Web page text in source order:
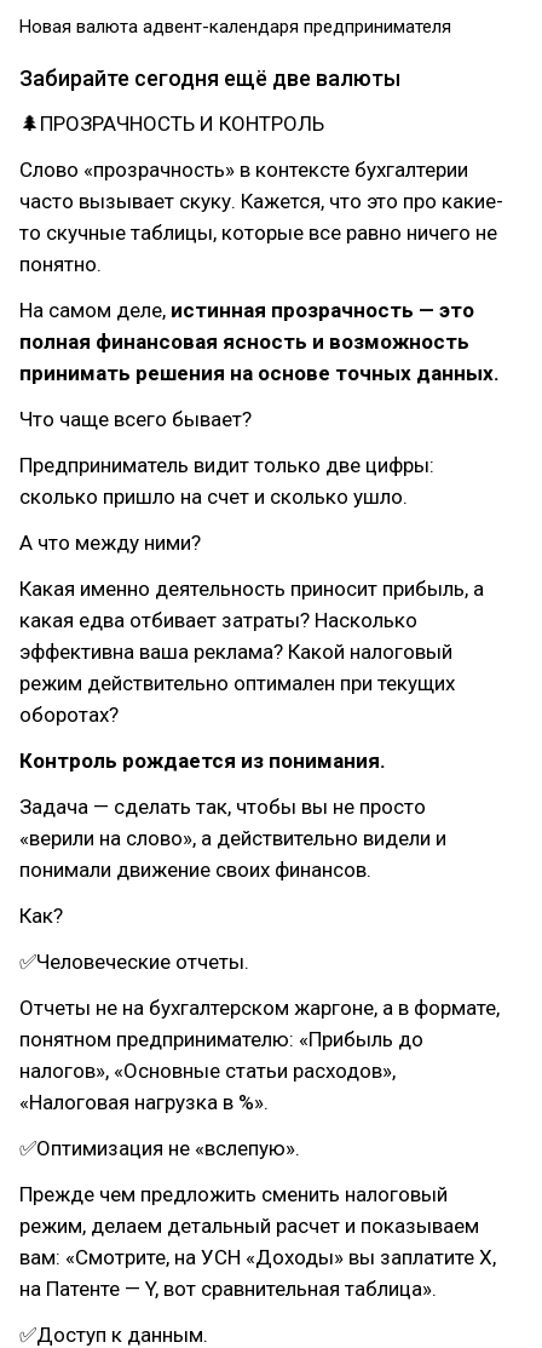
Новая валюта адвент-календаря предпринимателя
Забирайте сегодня ещё две валюты
🌲ПРОЗРАЧНОСТЬ И КОНТРОЛЬ
Слово «прозрачность» в контексте бухгалтерии
часто вызывает скуку. Кажется, что это про какие-
то скучные таблицы, которые все равно ничего не
понятно.
На самом деле, истинная прозрачность — это
полная финансовая ясность и возможность
принимать решения на основе точных данных.
Что чаще всего бывает?
Предприниматель видит только две цифры:
сколько пришло на счет и сколько ушло.
А что между ними?
Какая именно деятельность приносит прибыль, а
какая едва отбивает затраты? Насколько
эффективна ваша реклама? Какой налоговый
режим действительно оптимален при текущих
оборотах?
Контроль рождается из понимания.
Задача — сделать так, чтобы вы не просто
«верили на слово», а действительно видели и
понимали движение своих финансов.
Как?
✅Человеческие отчеты.
Отчеты не на бухгалтерском жаргоне, а в формате,
понятном предпринимателю: «Прибыль до
налогов», «Основные статьи расходов»,
«Налоговая нагрузка в %».
✅Оптимизация не «вслепую».
Прежде чем предложить сменить налоговый
режим, делаем детальный расчет и показываем
вам: «Смотрите, на УСН «Доходы» вы заплатите X,
на Патенте — Y, вот сравнительная таблица».
✅Доступ к данным.